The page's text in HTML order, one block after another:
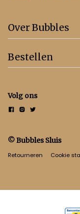
Over Bubbles
Bestellen
Volg ons
© Bubbles Sluis
Retourneren Cookie